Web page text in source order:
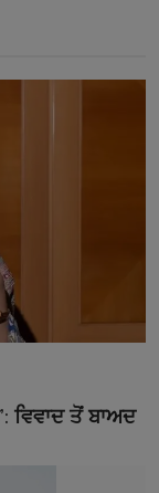
ਵਿਵਾਦ ਤੋਂ ਬਾਅਦ